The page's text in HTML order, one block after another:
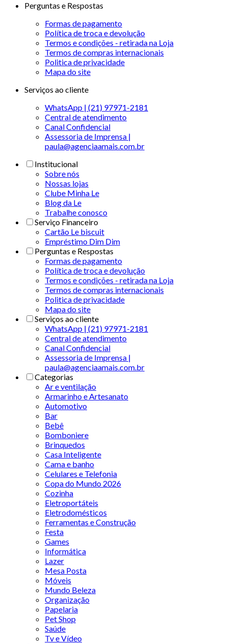
Perguntas e Respostas
Formas de pagamento
Política de troca e devolução
Termos e condições - retirada na Loja
Termos de compras internacionais
Politica de privacidade
Mapa do site
Serviços ao cliente
WhatsApp | (21) 97971-2181
Central de atendimento
Canal Confidencial
Assessoria de Imprensa |
paula@agenciaamais.com.br
Institucional
Sobre nós
Nossas lojas
Clube Minha Le
Blog da Le
Trabalhe conosco
Serviço Financeiro
Cartão Le biscuit
Empréstimo Dim Dim
Perguntas e Respostas
Formas de pagamento
Política de troca e devolução
Termos e condições - retirada na Loja
Termos de compras internacionais
Politica de privacidade
Mapa do site
Serviços ao cliente
WhatsApp | (21) 97971-2181
Central de atendimento
Canal Confidencial
Assessoria de Imprensa |
paula@agenciaamais.com.br
Categorias
Ar e ventilação
Armarinho e Artesanato
Automotivo
Bar
Bebê
Bomboniere
Brinquedos
Casa Inteligente
Cama e banho
Celulares e Telefonia
Copa do Mundo 2026
Cozinha
Eletroportáteis
Eletrodomésticos
Ferramentas e Construção
Festa
Games
Informática
Lazer
Mesa Posta
Móveis
Mundo Beleza
Organização
Papelaria
Pet Shop
Saúde
Tv e Vídeo